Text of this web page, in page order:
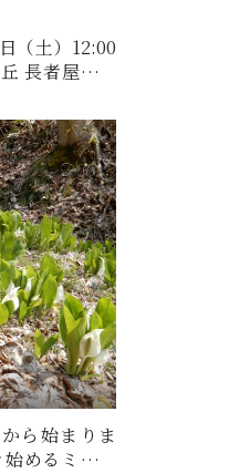
（土）12:00
長者屋敷遺
ら始まりま
めるミズバ